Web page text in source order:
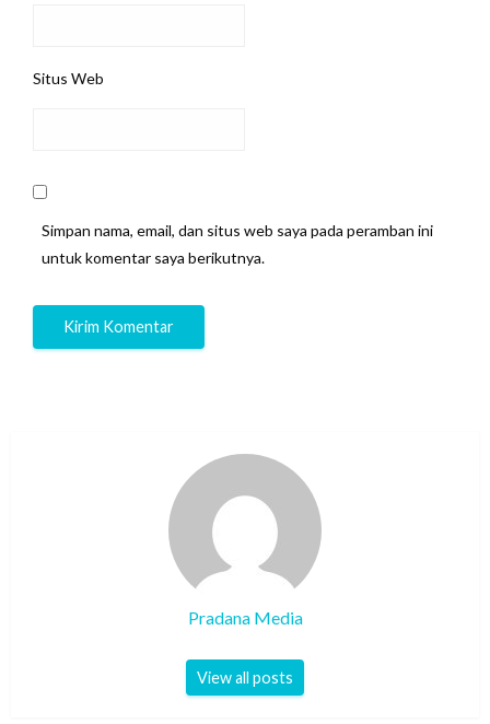
Situs Web
Simpan nama, email, dan situs web saya pada peramban ini
untuk komentar saya berikutnya.
Pradana Media
View all posts